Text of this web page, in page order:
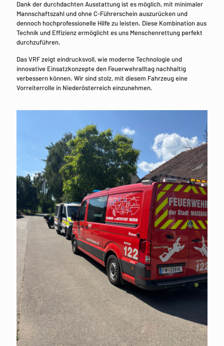
Dank der durchdachten Ausstattung ist es möglich, mit minimaler
Mannschaftszahl und ohne C-Führerschein auszurücken und
dennoch hochprofessionelle Hilfe zu leisten. Diese Kombination aus
Technik und Effizienz ermöglicht es uns Menschenrettung perfekt
durchzuführen.
Das VRF zeigt eindrucksvoll, wie moderne Technologie und
innovative Einsatzkonzepte den Feuerwehralltag nachhaltig
verbessern können. Wir sind stolz, mit diesem Fahrzeug eine
Vorreiterrolle in Niederösterreich einzunehmen.